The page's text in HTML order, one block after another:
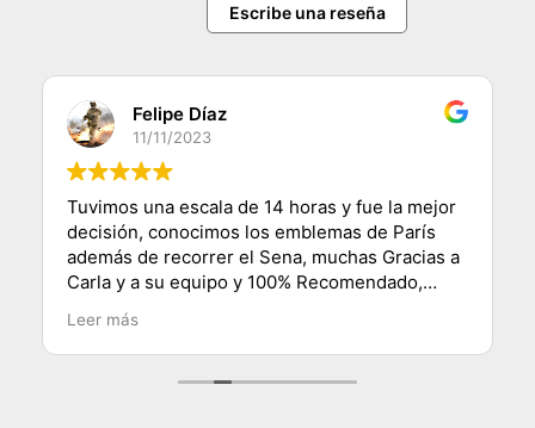
Escribe una reseña
Felipe Díaz
11/11/2023
Tuvimos una escala de 14 horas y fue la mejor
decisión, conocimos los emblemas de París
además de recorrer el Sena, muchas Gracias a
Carla y a su equipo y 100% Recomendado,
saludos desde Chile.
Leer más